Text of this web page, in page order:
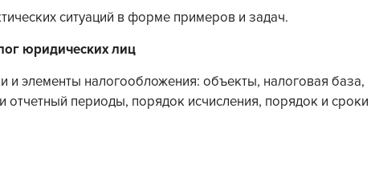
ситуаций в форме примеров и задач.
юридических лиц
и элементы налогообложения: объекты, налоговая база,
отчетный периоды, порядок исчисления, порядок и сроки